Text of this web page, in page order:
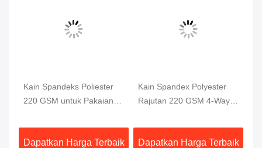
Kain Spandeks Poliester
220 GSM untuk Pakaian
Olahraga
Dapatkan Harga Terbaik
Kain Spandex Polyester
Rajutan 220 GSM 4-Way
Dapatkan Harga Terbaik